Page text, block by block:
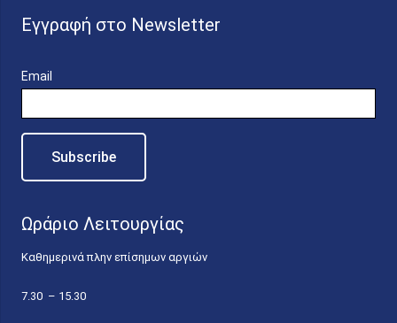
Εγγραφή στο Newsletter
Email
Ωράριο Λειτουργίας
Καθημερινά πλην επίσημων αργιών
7.30 – 15.30